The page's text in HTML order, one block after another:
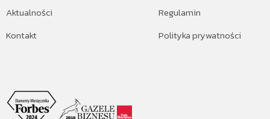
Aktualności
Kontakt
Regulamin
Polityka prywatności